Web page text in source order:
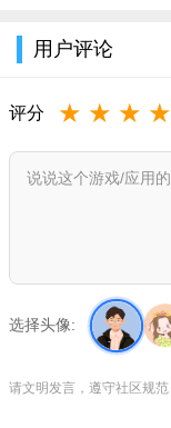
用户评论
评分 ★ ★ ★ ★
选择头像:
请文明发言，遵守社区规范